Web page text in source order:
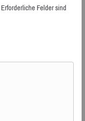
Erforderliche Felder sind